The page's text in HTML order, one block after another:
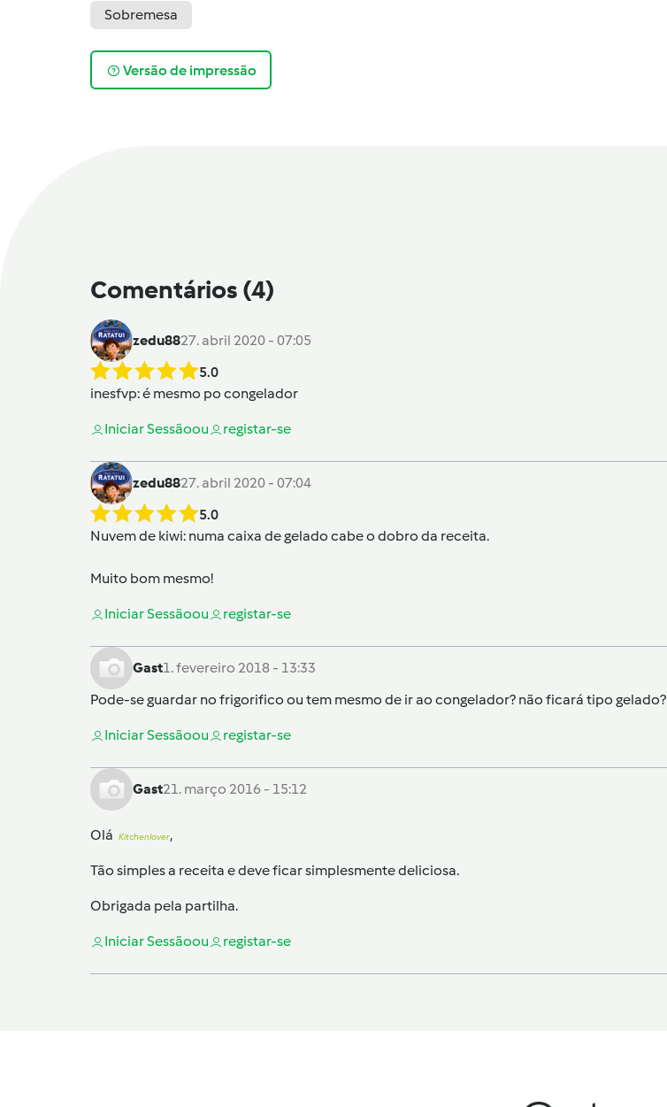
Sobremesa
Versão de impressão
Comentários (4)
zedu8827. abril 2020 - 07:05
5.0
inesfvp: é mesmo po congelador
Iniciar Sessãoou registar-se
zedu8827. abril 2020 - 07:04
5.0
Nuvem de kiwi: numa caixa de gelado cabe o dobro da receita.
Muito bom mesmo!
Iniciar Sessãoou registar-se
Gast1. fevereiro 2018 - 13:33
Pode-se guardar no frigorifico ou tem mesmo de ir ao congelador? não ficará tipo gelado?
Iniciar Sessãoou registar-se
Gast21. março 2016 - 15:12
Olá Kitchenlover,
Tão simples a receita e deve ficar simplesmente deliciosa.
Obrigada pela partilha.
Iniciar Sessãoou registar-se